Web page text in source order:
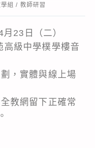
組 / 教師研習
23日（二）
級中學樸學樓音
，實體與線上場
教網留下正確常
。